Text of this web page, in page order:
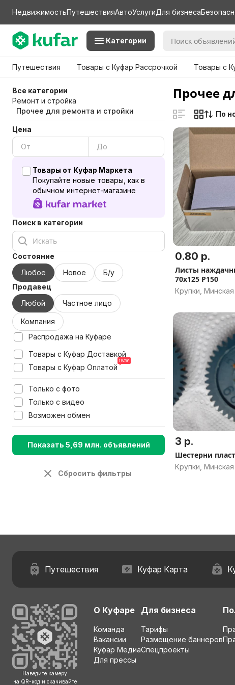
НедвижимостьПутешествияАвтоУслугиДля бизнеса
Категории
Путешествия Товары с Куфар Рассрочкой Товары с
Все категории
Ремонт и стройка
Прочее для ремонта и стройки
Цена
Товары от Куфар Маркета
Покупайте новые товары, как в
обычном интернет-магазине
Поиск в категории
Состояние
Любое
Новое
Б/у
Продавец
Любой
Частное лицо
Компания
Распродажа на Куфаре
Товары с Куфар Доставкой
Товары с Куфар Оплатой
Только с фото
Только с видео
Возможен обмен
Показать 5,69 млн. объявлений
Сбросить фильтры
Прочее
По
0.80 р.
Листы
70x125 P150
Крупки,
3 р.
Шестерни
Крупки,
Путешествия Куфар Карта
Наведите камеру
на QR-код и скачивайте
О Куфаре
Команда
Вакансии
Куфар Медиа
Для прессы
Для бизнеса
Тарифы
Размещение баннеров
Спецпроекты